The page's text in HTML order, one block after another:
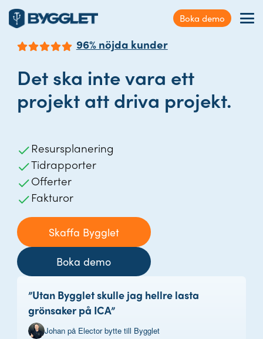
Kontakt
Boka demo
Sök
webbplatsen
96% nöjda kunder
Det ska inte vara ett
projekt att driva projekt.
Resursplanering
Tidrapporter
Offerter
Fakturor
Skaffa Bygglet
Boka demo
”Utan Bygglet skulle jag hellre lasta
grönsaker på ICA”
Johan på Elector bytte till Bygglet